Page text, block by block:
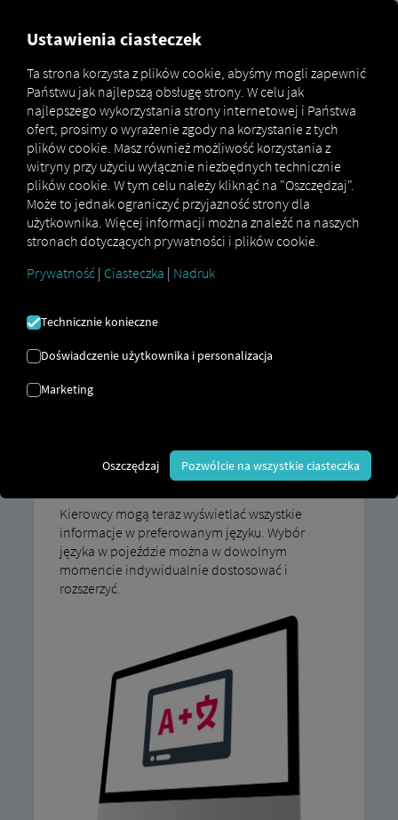
Marketplace MAN LanguagePackage
Zarejestruj się i zarezerwuj już teraz
MAN
LANGUAGEPACKAGE
Rozszerzone języki wyświetlania
Dzięki MAN LanguagePackage Wybrany język
rozszerza ustawienia językowe zarówno dla
systemu multimedialnego, jak i zestawu
Kierowcy mogą teraz wyświetlać wszystkie
informacje w preferowanym języku. Wybór
języka w pojeździe można w dowolnym
momencie indywidualnie dostosować i
rozszerzyć.
Ustawienia ciasteczek
Ta strona korzysta z plików cookie, abyśmy mogli zapewnić
Państwu jak najlepszą obsługę strony. W celu jak
najlepszego wykorzystania strony internetowej i Państwa
ofert, prosimy o wyrażenie zgody na korzystanie z tych
plików cookie. Masz również możliwość korzystania z
witryny przy użyciu wyłącznie niezbędnych technicznie
plików cookie. W tym celu należy kliknąć na "Oszczędzaj".
Może to jednak ograniczyć przyjazność strony dla
użytkownika. Więcej informacji można znaleźć na naszych
stronach dotyczących prywatności i plików cookie.
Prywatność | Ciasteczka | Nadruk
Technicznie konieczne
Doświadczenie użytkownika i personalizacja
Marketing
Oszczędzaj Pozwólcie na wszystkie ciasteczka